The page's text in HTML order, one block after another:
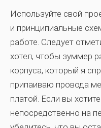
Используйте свой
и принципиальные
работе. Следует
хотел, чтобы зуммер
корпуса, который я
припаиваю провода
платой. Если вы
непосредственно на